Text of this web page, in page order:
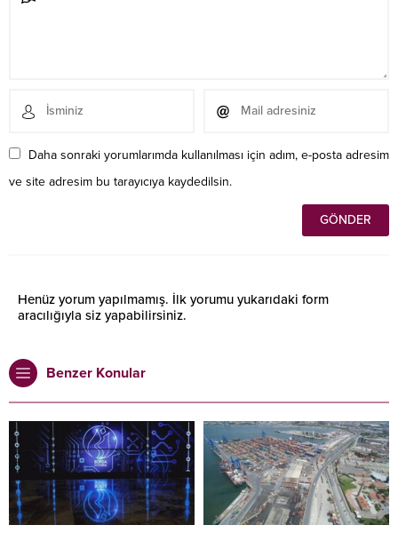
Daha sonraki yorumlarımda kullanılması için adım, e-posta adresim
ve site adresim bu tarayıcıya kaydedilsin.
Henüz yorum yapılmamış. İlk yorumu yukarıdaki form
aracılığıyla siz yapabilirsiniz.
Benzer Konular